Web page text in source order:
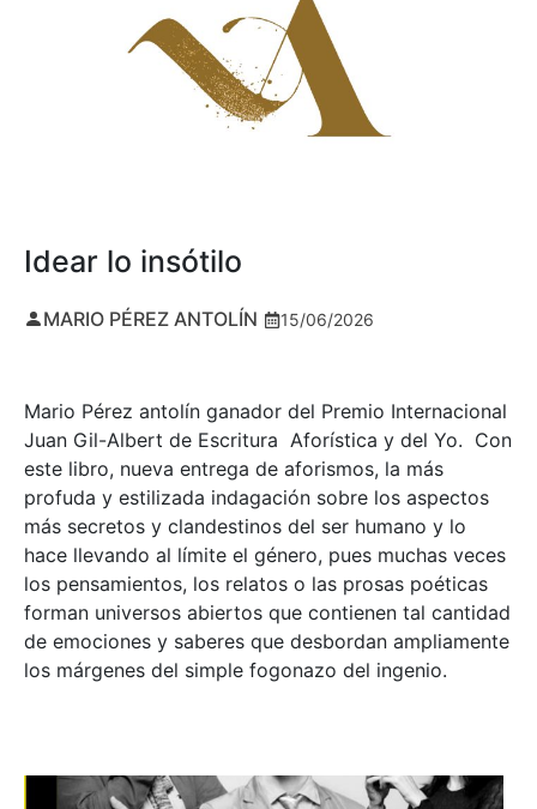
Idear lo insótilo
MARIO PÉREZ ANTOLÍN 15/06/2026
Mario Pérez antolín ganador del Premio Internacional
Juan Gil-Albert de Escritura Aforística y del Yo. Con
este libro, nueva entrega de aforismos, la más
profuda y estilizada indagación sobre los aspectos
más secretos y clandestinos del ser humano y lo
hace llevando al límite el género, pues muchas veces
los pensamientos, los relatos o las prosas poéticas
forman universos abiertos que contienen tal cantidad
de emociones y saberes que desbordan ampliamente
los márgenes del simple fogonazo del ingenio.